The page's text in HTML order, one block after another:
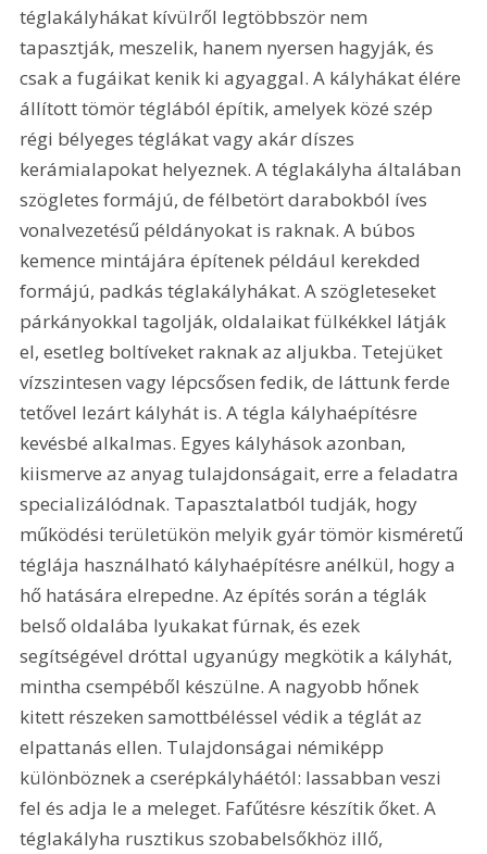
téglakályhákat kívülről legtöbbször nem
tapasztják, meszelik, hanem nyersen hagyják, és
csak a fugáikat kenik ki agyaggal. A kályhákat élére
állított tömör téglából építik, amelyek közé szép
régi bélyeges téglákat vagy akár díszes
kerámialapokat helyeznek. A téglakályha általában
szögletes formájú, de félbetört darabokból íves
vonalvezetésű példányokat is raknak. A búbos
kemence mintájára építenek például kerekded
formájú, padkás téglakályhákat. A szögleteseket
párkányokkal tagolják, oldalaikat fülkékkel látják
el, esetleg boltíveket raknak az aljukba. Tetejüket
vízszintesen vagy lépcsősen fedik, de láttunk ferde
tetővel lezárt kályhát is. A tégla kályhaépítésre
kevésbé alkalmas. Egyes kályhások azonban,
kiismerve az anyag tulajdonságait, erre a feladatra
specializálódnak. Tapasztalatból tudják, hogy
működési területükön melyik gyár tömör kisméretű
téglája használható kályhaépítésre anélkül, hogy a
hő hatására elrepedne. Az építés során a téglák
belső oldalába lyukakat fúrnak, és ezek
segítségével dróttal ugyanúgy megkötik a kályhát,
mintha csempéből készülne. A nagyobb hőnek
kitett részeken samottbéléssel védik a téglát az
elpattanás ellen. Tulajdonságai némiképp
különböznek a cserépkályháétól: lassabban veszi
fel és adja le a meleget. Fafűtésre készítik őket. A
téglakályha rusztikus szobabelsőkhöz illő,